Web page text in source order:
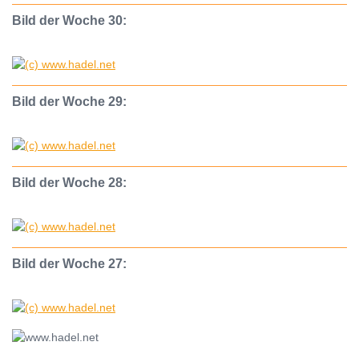
Bild der Woche 30:
Bild der Woche 29:
Bild der Woche 28:
Bild der Woche 27: